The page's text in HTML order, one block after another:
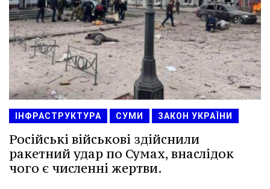
ІНФРАСТРУКТУРА СУМИ ЗАКОН УКРАЇНИ
Російські військові здійснили
ракетний удар по Сумах, внаслідок
чого є численні жертви.